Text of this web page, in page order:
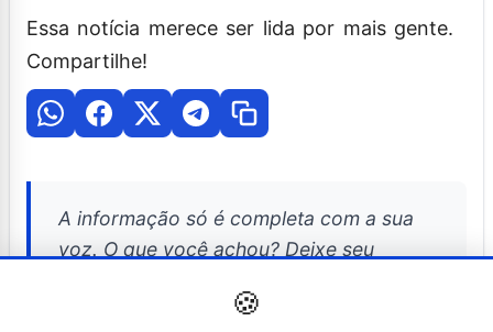
Essa notícia merece ser lida por mais gente.
Compartilhe!
A informação só é completa com a sua
voz. O que você achou? Deixe seu
matéria no seu grupo!
🍪